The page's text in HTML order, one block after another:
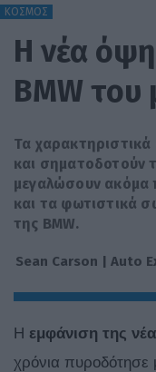
ΚΟΣΜΟΣ
Η νέα
BMW του
Τα
και σηματοδοτούν
μεγαλώσουν ακόμα
και τα φωτιστικά
της BMW.
Sean Carson | Auto
Η εμφάνιση της
χρόνια πυροδότησε